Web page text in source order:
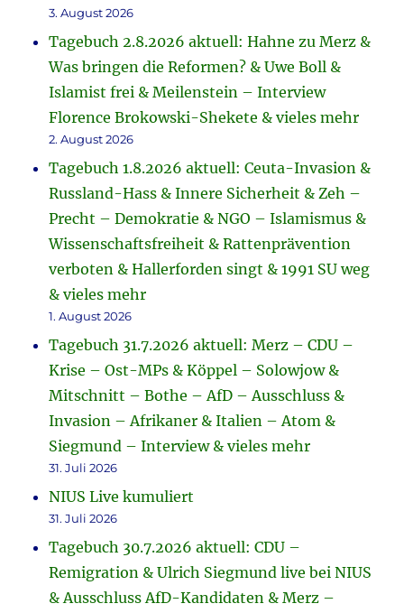
3. August 2026
Tagebuch 2.8.2026 aktuell: Hahne zu Merz &
Was bringen die Reformen? & Uwe Boll &
Islamist frei & Meilenstein – Interview
Florence Brokowski-Shekete & vieles mehr
2. August 2026
Tagebuch 1.8.2026 aktuell: Ceuta-Invasion &
Russland-Hass & Innere Sicherheit & Zeh –
Precht – Demokratie & NGO – Islamismus &
Wissenschaftsfreiheit & Rattenprävention
verboten & Hallerforden singt & 1991 SU weg
& vieles mehr
1. August 2026
Tagebuch 31.7.2026 aktuell: Merz – CDU –
Krise – Ost-MPs & Köppel – Solowjow &
Mitschnitt – Bothe – AfD – Ausschluss &
Invasion – Afrikaner & Italien – Atom &
Siegmund – Interview & vieles mehr
31. Juli 2026
NIUS Live kumuliert
31. Juli 2026
Tagebuch 30.7.2026 aktuell: CDU –
Remigration & Ulrich Siegmund live bei NIUS
& Ausschluss AfD-Kandidaten & Merz –